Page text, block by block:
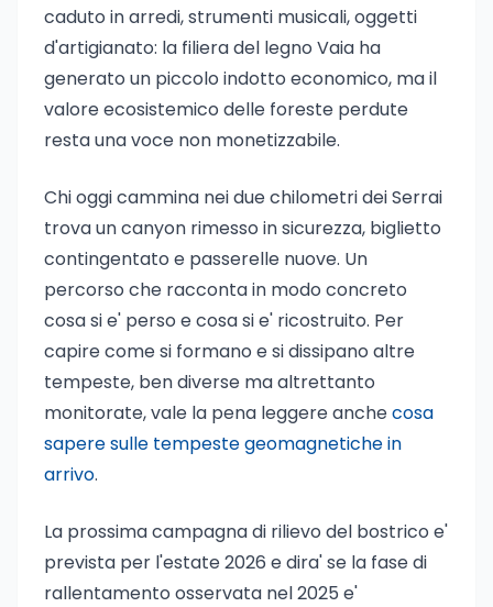
caduto in arredi, strumenti musicali, oggetti
d'artigianato: la filiera del legno Vaia ha
generato un piccolo indotto economico, ma il
valore ecosistemico delle foreste perdute
resta una voce non monetizzabile.
Chi oggi cammina nei due chilometri dei Serrai
trova un canyon rimesso in sicurezza, biglietto
contingentato e passerelle nuove. Un
percorso che racconta in modo concreto
cosa si e' perso e cosa si e' ricostruito. Per
capire come si formano e si dissipano altre
tempeste, ben diverse ma altrettanto
monitorate, vale la pena leggere anchecosa
sapere sulle tempeste geomagnetiche in
arrivo.
La prossima campagna di rilievo del bostrico e'
prevista per l'estate 2026 e dira' se la fase di
rallentamento osservata nel 2025 e'